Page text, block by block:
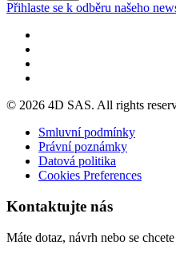
Přihlaste se k odběru našeho
© 2026 4D SAS. All rights
Smluvní podmínky
Právní poznámky
Datová politika
Cookies Preferences
Kontaktujte nás
Máte dotaz, návrh nebo se